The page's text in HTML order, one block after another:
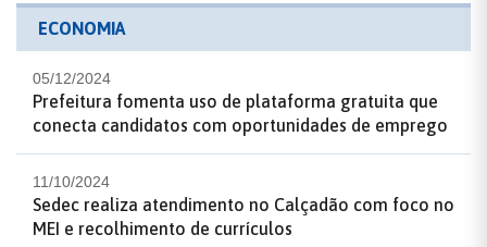
ECONOMIA
05/12/2024
Prefeitura fomenta uso de plataforma gratuita que
conecta candidatos com oportunidades de emprego
11/10/2024
Sedec realiza atendimento no Calçadão com foco no
MEI e recolhimento de currículos